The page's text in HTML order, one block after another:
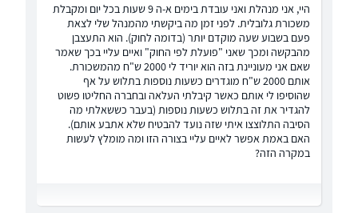
היי, אני מנהלת ואני עובדת בימים א-ה 9 שעות בכל יום ומקבלת
משכורת גלובלית. לפני זמן מה ביקשתי מהמנהל שלי לצאת
פעם בשבוע שעה מוקדם יותר (בדומה לחוק). הוא התעצבן
מהבקשה ומכך שאני "פועלת לפי החוק" ואיים עליי בכך שאמר
שאם אני מעוניינת בזה הוא יוריד לי 2000 ש"ח מהמשכורת.
אותם 2000 ש"ח מוגדרים כשעות נוספות בתלוש על אף
שהוסיפו לי אותם כאשר קיבלתי העלאה ובחברה החליטו פשוט
להגדיר את זה בתלוש כשעות נוספות (בעבר כששאלתי מה
הסיבה התלוצצו איתי שזה נועד להבטיח שלא אתבע אותם).
האם באמת אפשר לאיים עליי בצורה הזו ומה מומלץ לעשות
במקרה הזה?